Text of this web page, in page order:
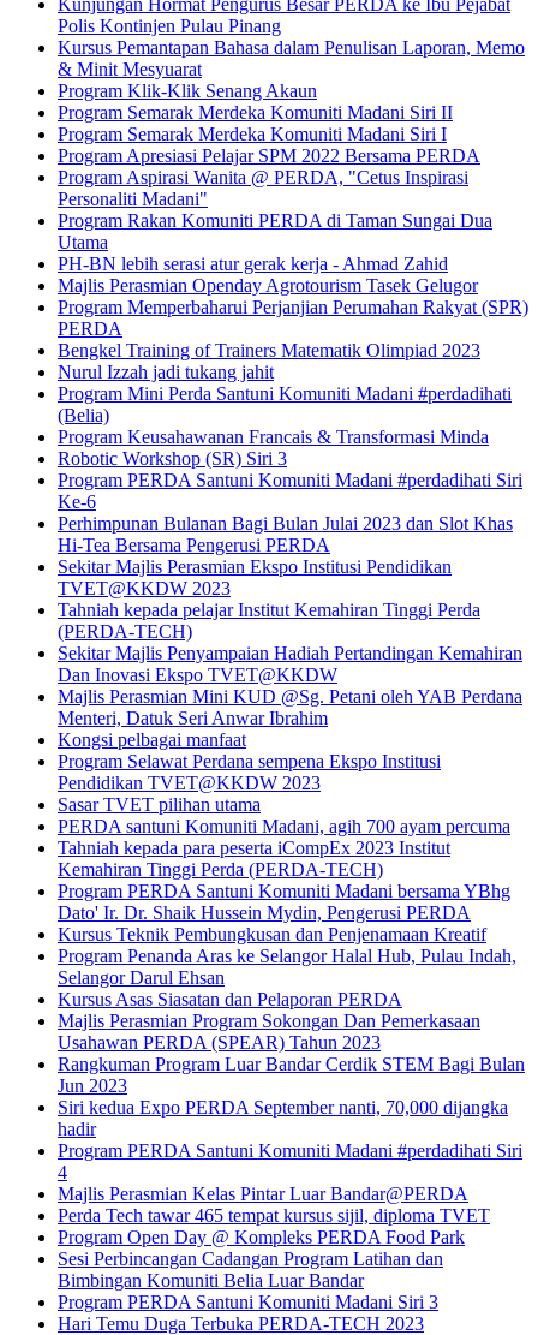
Kunjungan Hormat Pengurus Besar PERDA ke Ibu Pejabat
Polis Kontinjen Pulau Pinang
Kursus Pemantapan Bahasa dalam Penulisan Laporan, Memo
& Minit Mesyuarat
Program Klik-Klik Senang Akaun
Program Semarak Merdeka Komuniti Madani Siri II
Program Semarak Merdeka Komuniti Madani Siri I
Program Apresiasi Pelajar SPM 2022 Bersama PERDA
Program Aspirasi Wanita @ PERDA, "Cetus Inspirasi
Personaliti Madani"
Program Rakan Komuniti PERDA di Taman Sungai Dua
Utama
PH-BN lebih serasi atur gerak kerja - Ahmad Zahid
Majlis Perasmian Openday Agrotourism Tasek Gelugor
Program Memperbaharui Perjanjian Perumahan Rakyat (SPR)
PERDA
Bengkel Training of Trainers Matematik Olimpiad 2023
Nurul Izzah jadi tukang jahit
Program Mini Perda Santuni Komuniti Madani #perdadihati
(Belia)
Program Keusahawanan Francais & Transformasi Minda
Robotic Workshop (SR) Siri 3
Program PERDA Santuni Komuniti Madani #perdadihati Siri
Ke-6
Perhimpunan Bulanan Bagi Bulan Julai 2023 dan Slot Khas
Hi-Tea Bersama Pengerusi PERDA
Sekitar Majlis Perasmian Ekspo Institusi Pendidikan
TVET@KKDW 2023
Tahniah kepada pelajar Institut Kemahiran Tinggi Perda
(PERDA-TECH)
Sekitar Majlis Penyampaian Hadiah Pertandingan Kemahiran
Dan Inovasi Ekspo TVET@KKDW
Majlis Perasmian Mini KUD @Sg. Petani oleh YAB Perdana
Menteri, Datuk Seri Anwar Ibrahim
Kongsi pelbagai manfaat
Program Selawat Perdana sempena Ekspo Institusi
Pendidikan TVET@KKDW 2023
Sasar TVET pilihan utama
PERDA santuni Komuniti Madani, agih 700 ayam percuma
Tahniah kepada para peserta iCompEx 2023 Institut
Kemahiran Tinggi Perda (PERDA-TECH)
Program PERDA Santuni Komuniti Madani bersama YBhg
Dato' Ir. Dr. Shaik Hussein Mydin, Pengerusi PERDA
Kursus Teknik Pembungkusan dan Penjenamaan Kreatif
Program Penanda Aras ke Selangor Halal Hub, Pulau Indah,
Selangor Darul Ehsan
Kursus Asas Siasatan dan Pelaporan PERDA
Majlis Perasmian Program Sokongan Dan Pemerkasaan
Usahawan PERDA (SPEAR) Tahun 2023
Rangkuman Program Luar Bandar Cerdik STEM Bagi Bulan
Jun 2023
Siri kedua Expo PERDA September nanti, 70,000 dijangka
hadir
Program PERDA Santuni Komuniti Madani #perdadihati Siri
4
Majlis Perasmian Kelas Pintar Luar Bandar@PERDA
Perda Tech tawar 465 tempat kursus sijil, diploma TVET
Program Open Day @ Kompleks PERDA Food Park
Sesi Perbincangan Cadangan Program Latihan dan
Bimbingan Komuniti Belia Luar Bandar
Program PERDA Santuni Komuniti Madani Siri 3
Hari Temu Duga Terbuka PERDA-TECH 2023